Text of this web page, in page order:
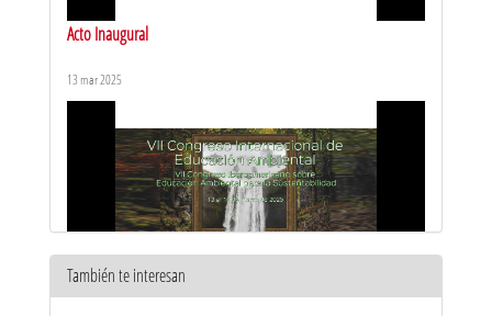
Acto Inaugural
13 mar 2025
También te interesan